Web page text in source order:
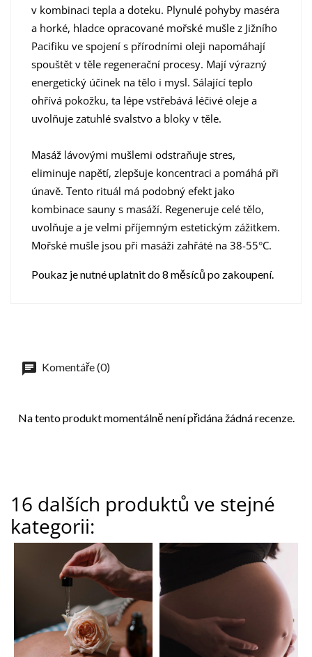
v kombinaci tepla a doteku. Plynulé pohyby maséra
a horké, hladce opracované mořské mušle z Jižního
Pacifiku ve spojení s přírodními oleji napomáhají
spouštět v těle regenerační procesy. Mají výrazný
energetický účinek na tělo i mysl. Sálající teplo
ohřívá pokožku, ta lépe vstřebává léčivé oleje a
uvolňuje zatuhlé svalstvo a bloky v těle.
Masáž lávovými mušlemi odstraňuje stres,
eliminuje napětí, zlepšuje koncentraci a pomáhá při
únavě. Tento rituál má podobný efekt jako
kombinace sauny s masáží. Regeneruje celé tělo,
uvolňuje a je velmi příjemným estetickým zážitkem.
Mořské mušle jsou při masáži zahřáté na 38-55°C.
Poukaz je nutné uplatnit do 8 měsíců po zakoupení.
Komentáře (0)
Na tento produkt momentálně není přidána žádná recenze.
16 dalších produktů ve stejné
kategorii: